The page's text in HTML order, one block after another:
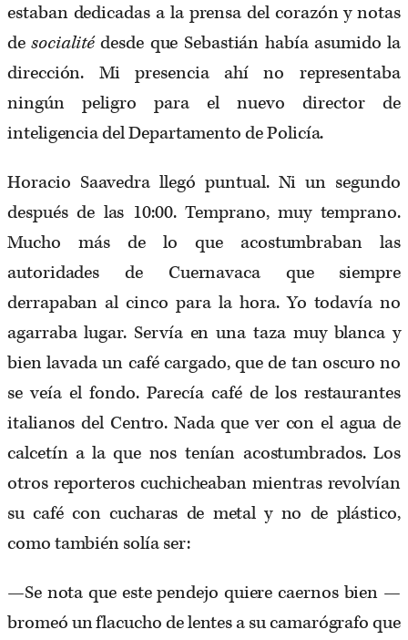
estaban dedicadas a la prensa del corazón y notas
desocialitédesde que Sebastián había asumido la
dirección. Mi presencia ahí no representaba
ningún peligro para el nuevo director de
inteligencia del Departamento de Policía.
Horacio Saavedra llegó puntual. Ni un segundo
después de las 10:00. Temprano, muy temprano.
Mucho más de lo que acostumbraban las
autoridades de Cuernavaca que siempre
derrapaban al cinco para la hora. Yo todavía no
agarraba lugar. Servía en una taza muy blanca y
bien lavada un café cargado, que de tan oscuro no
se veía el fondo. Parecía café de los restaurantes
italianos del Centro. Nada que ver con el agua de
calcetín a la que nos tenían acostumbrados. Los
otros reporteros cuchicheaban mientras revolvían
su café con cucharas de metal y no de plástico,
como también solía ser:
—Se nota que este pendejo quiere caernos bien —
bromeó un flacucho de lentes a su camarógrafo que